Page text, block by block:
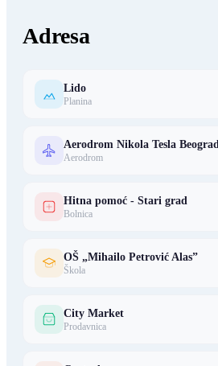
Adresa
Lido
Planina
Aerodrom Nikola Tesla Beograd
Aerodrom
Hitna pomoć - Stari grad
Bolnica
OŠ „Mihailo Petrović Alas”
Škola
City Market
Prodavnica